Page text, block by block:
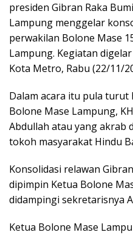
presiden Gibran Raka
Lampung menggelar
perwakilan Bolone Mase
Lampung. Kegiatan
Kota Metro, Rabu (22/11/
Dalam acara itu pula
Bolone Mase Lampung,
Abdullah atau yang akrab
tokoh masyarakat Hindu
Konsolidasi relawan
dipimpin Ketua Bolone
didampingi sekretarisnya
Ketua Bolone Mase